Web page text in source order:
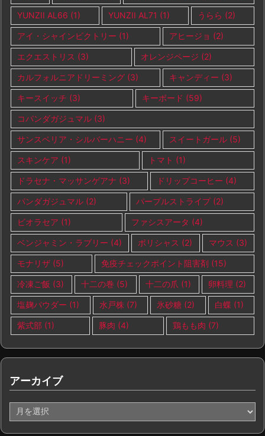
YUNZII AL66 (1) YUNZII AL71 (1) うらら (2)
アイ・シャインビクトリー (1) アヒージョ (2)
エクエストリス (3) オレンジページ (2)
カルフォルニアドリーミング (3) キャンディー (3)
キースイッチ (3) キーボード (59)
コパンダガジュマル (3)
サンスベリア・シルバーハニー (4) スイートガール (5)
スキンケア (1) トマト (1)
ドラセナ・マッサンゲアナ (3) ドリップコーヒー (4)
パンダガジュマル (2) パープルストライプ(2)
ビオラセア (1) ファシスアータ (4)
ベンジャミン・ラブリー (4) ポリシャス (2) マウス (3)
モナリザ (5) 免疫チェックポイント阻害剤 (15)
冷凍ご飯 (3) 十二の巻 (5) 十二の爪 (1) 卵料理 (2)
塩麹パウダー (1) 水戸株 (7) 氷砂糖 (2) 白蝶 (1)
紫式部 (1) 豚肉 (4) 鶏もも肉 (7)
アーカイブ
ー